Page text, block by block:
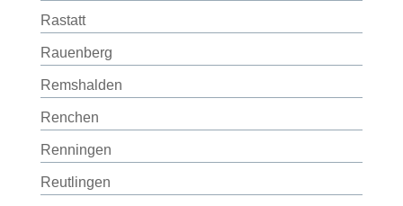
Rastatt
Rauenberg
Remshalden
Renchen
Renningen
Reutlingen